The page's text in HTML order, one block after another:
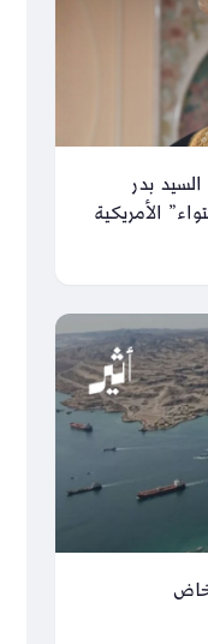
بدر
الأمريكية